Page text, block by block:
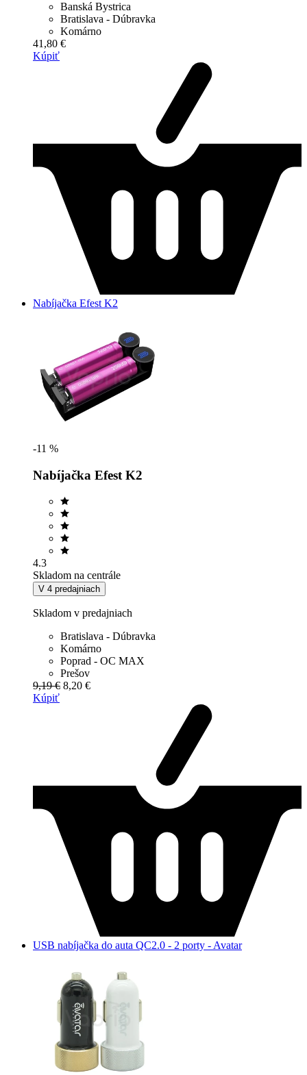
Banská Bystrica
Bratislava - Dúbravka
Komárno
41,80 €
Kúpiť
Nabíjačka Efest K2
-11 %
Nabíjačka Efest K2
4.3
Skladom na centrále
V 4 predajniach
Skladom v predajniach
Bratislava - Dúbravka
Komárno
Poprad - OC MAX
Prešov
9,19 € 8,20 €
Kúpiť
USB nabíjačka do auta QC2.0 - 2 porty - Avatar